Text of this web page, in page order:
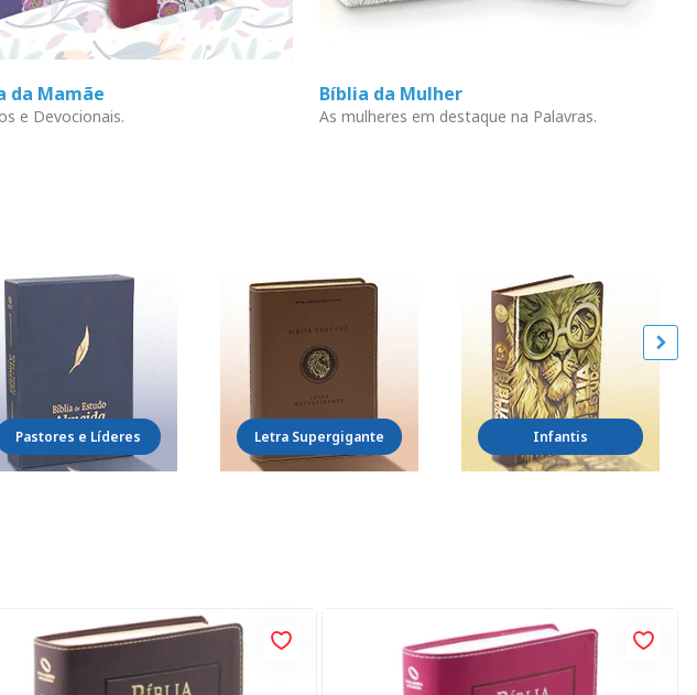
da Mamãe
e Devocionais.
Bíblia da Mulher
As mulheres em destaque na Palavras.
Pastores e Líderes Letra Supergigante Infantis